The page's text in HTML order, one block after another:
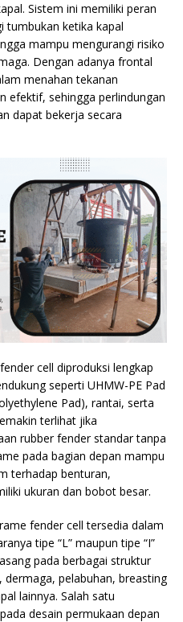
Sistem ini memiliki peran
tumbukan ketika kapal
mampu mengurangi risiko
Dengan adanya frontal
menahan tekanan
efektif, sehingga perlindungan
dapat bekerja secara
cell diproduksi lengkap
seperti UHMW-PE Pad
Pad), rantai, serta
terlihat jika
rubber fender standar tanpa
pada bagian depan mampu
terhadap benturan,
ukuran dan bobot besar.
fender cell tersedia dalam
tipe “L” maupun tipe “I”
pada berbagai struktur
pelabuhan, breasting
lainnya. Salah satu
desain permukaan depan